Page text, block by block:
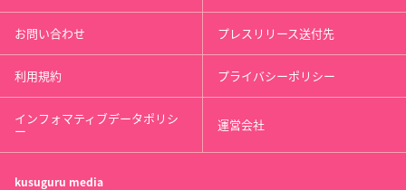
お問い合わせ プレスリリース送付先
利用規約 プライバシーポリシー
インフォマティブデータポリシ
ー 運営会社
kusuguru media